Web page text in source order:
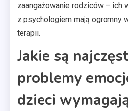
zaangażowanie rodziców – ich
z psychologiem mają ogromny
terapii.
Jakie są
problemy
dzieci